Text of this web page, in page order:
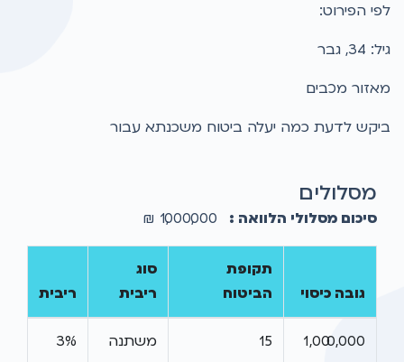
לפי הפירוט:
גיל: 34, גבר
מאזור מכבים
ביקש לדעת כמה יעלה ביטוח משכנתא עבור
מסלולים
סיכום מסלולי הלוואה : 1,000,000
₪
גובה כיסוי
תקופת
הביטוח
סוג
ריבית
ריבית
1,000,000
15 משתנה 3%